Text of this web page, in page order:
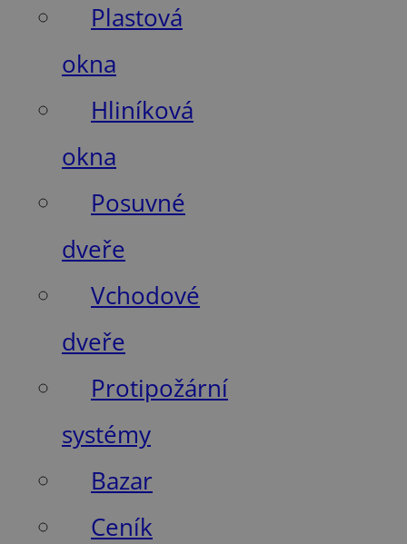
Plastová
okna
Hliníková
okna
Posuvné
dveře
Vchodové
dveře
Protipožární
systémy
Bazar
Ceník